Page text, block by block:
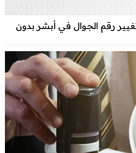
رقم الجوال في أبشر بدون